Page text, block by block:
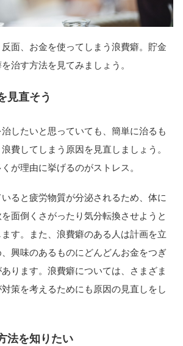
面、お金を使ってしまう浪費癖。貯金
治す方法を見てみましょう。
見直そう
したいと思っていても、簡単に治るも
費してしまう原因を見直しましょう。
が理由に挙げるのがストレス。
ると疲労物質が分泌されるため、体に
面倒くさがったり気分転換させようと
す。また、浪費癖のある人は計画を立
興味のあるものにどんどんお金をつぎ
ります。浪費癖については、さまざま
策を考えるためにも原因の見直しをし
法を知りたい